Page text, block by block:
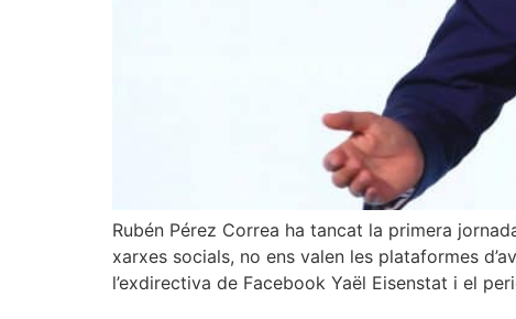
Rubén Pérez Correa ha tancat la primera
xarxes socials, no ens valen les plataformes
l’exdirectiva de Facebook Yaël Eisenstat i el